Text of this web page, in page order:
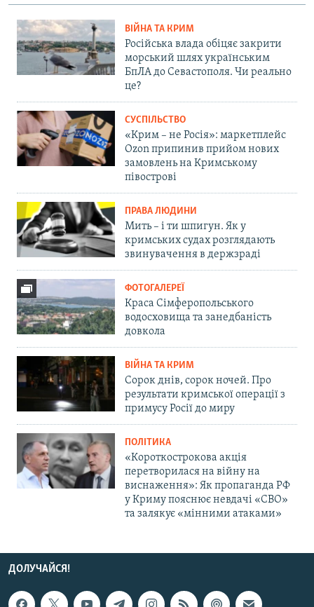
ВІЙНА ТА КРИМ
Російська влада обіцяє закрити
морський шлях українським
БпЛА до Севастополя. Чи реально
це?
СУСПІЛЬСТВО
«Крим – не Росія»: маркетплейс
Ozon припинив прийом нових
замовлень на Кримському
півострові
ПРАВА ЛЮДИНИ
Мить – і ти шпигун. Як у
кримських судах розглядають
звинувачення в держзраді
ФОТОГАЛЕРЕЇ
Краса Сімферопольського
водосховища та занедбаність
довкола
ВІЙНА ТА КРИМ
Сорок днів, сорок ночей. Про
результати кримської операції з
примусу Росії до миру
ПОЛІТИКА
«Короткострокова акція
перетворилася на війну на
виснаження»: Як пропаганда РФ
у Криму пояснює невдачі «СВО»
та залякує «мінними атаками»
ДОЛУЧАЙСЯ!